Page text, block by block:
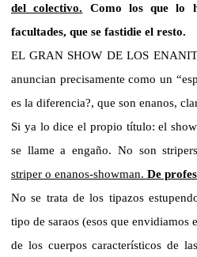
del colectivo. Como los que lo
facultades, que se fastidie el resto.
EL GRAN SHOW DE LOS
anuncian precisamente como un
es la diferencia?, que son enanos,
Si ya lo dice el propio título: el
se llame a engaño. No son
striper o enanos-showman. De
No se trata de los tipazos
tipo de saraos (esos que envidiamos
de los cuerpos característicos de